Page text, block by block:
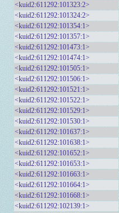
<kuid2:611292:101323:2>
<kuid2:611292:101324:2>
<kuid2:611292:101354:1>
<kuid2:611292:101357:1>
<kuid2:611292:101473:1>
<kuid2:611292:101474:1>
<kuid2:611292:101505:1>
<kuid2:611292:101506:1>
<kuid2:611292:101521:1>
<kuid2:611292:101522:1>
<kuid2:611292:101529:1>
<kuid2:611292:101530:1>
<kuid2:611292:101637:1>
<kuid2:611292:101638:1>
<kuid2:611292:101652:1>
<kuid2:611292:101653:1>
<kuid2:611292:101663:1>
<kuid2:611292:101664:1>
<kuid2:611292:101668:1>
<kuid2:611292:102139:1>